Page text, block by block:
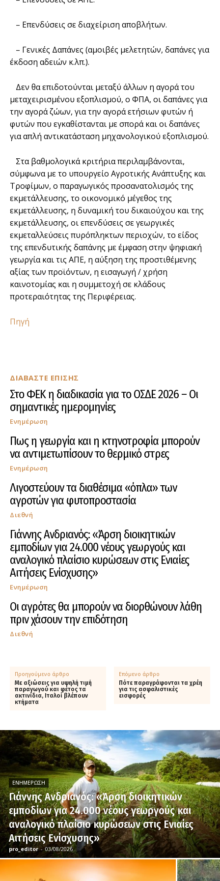
ΔΙΑΒΑΣΤΕ ΕΠΙΣΗΣ
Στο ΦΕΚ η διαδικασία για το ΟΣΔΕ 2026 – Οι
σημαντικές ημερομηνίες
Ενημέρωση
Πως η γεωργία και η κτηνοτροφία μπορούν
να αντιμετωπίσουν το θερμικό στρες
Ενημέρωση
Λιγοστεύουν τα διαθέσιμα «όπλα» των
αγροτών για φυτοπροστασία
Διεθνή
Γιάννης Ανδριανός: «Άρση διοικητικών
εμποδίων για 24.000 νέους γεωργούς και
αναλογικό πλαίσιο κυρώσεων στις Ενιαίες
Αιτήσεις Ενίσχυσης»
Ενημέρωση
Οι αγρότες θα μπορούν να διορθώνουν λάθη
πριν χάσουν την επιδότηση
Διεθνή
– Επενδύσεις σε διαχείριση αποβλήτων.
– Γενικές Δαπάνες (αμοιβές μελετητών, δαπάνες για
έκδοση αδειών κ.λπ.).
Δεν θα επιδοτούνται μεταξύ άλλων η αγορά του
μεταχειρισμένου εξοπλισμού, ο ΦΠΑ, οι δαπάνες για
την αγορά ζώων, για την αγορά ετήσιων φυτών ή
φυτών που εγκαθίστανται με σπορά και οι δαπάνες
για απλή αντικατάσταση μηχανολογικού εξοπλισμού.
Στα βαθμολογικά κριτήρια περιλαμβάνονται,
σύμφωνα με το υπουργείο Αγροτικής Ανάπτυξης και
Τροφίμων, ο παραγωγικός προσανατολισμός της
εκμετάλλευσης, το οικονομικό μέγεθος της
εκμετάλλευσης, η δυναμική του δικαιούχου και της
εκμετάλλευσης, οι επενδύσεις σε γεωργικές
εκμεταλλεύσεις πυρόπληκτων περιοχών, το είδος
της επενδυτικής δαπάνης με έμφαση στην ψηφιακή
γεωργία και τις ΑΠΕ, η αύξηση της προστιθέμενης
αξίας των προϊόντων, η εισαγωγή / χρήση
καινοτομίας και η συμμετοχή σε κλάδους
προτεραιότητας της Περιφέρειας.
Πηγή
Προηγούμενο άρθρο
Με αξιώσεις για υψηλή τιμή
παραγωγού και φέτος τα
ακτινίδια, Ιταλοί βλέπουν
κτήματα
Επόμενο άρθρο
Πότε παραγράφονται τα χρέη
για τις ασφαλιστικές
εισφορές
ΕΝΗΜΈΡΩΣΗ
Γιάννης Ανδριανός: «Άρση διοικητικών
εμποδίων για 24.000 νέους γεωργούς και
αναλογικό πλαίσιο κυρώσεων στις Ενιαίες
Αιτήσεις Ενίσχυσης»
pro_editor - 03/08/2026